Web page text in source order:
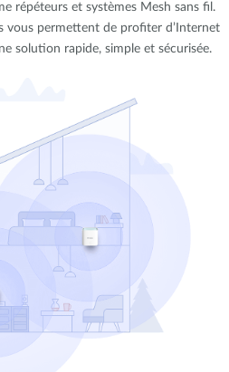
répéteurs et systèmes Mesh sans fil.
vous permettent de profiter d’Internet
solution rapide, simple et sécurisée.